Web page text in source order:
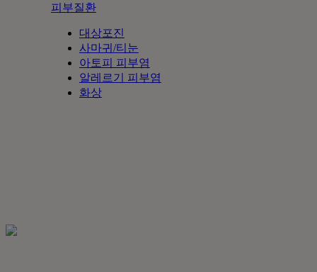
피부질환
대상포진
사마귀/티눈
아토피 피부염
알레르기 피부염
화상